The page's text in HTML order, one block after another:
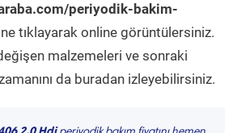
periyodik-bakim-
tıklayarak online görüntülersiniz.
malzemeleri ve sonraki
da buradan izleyebilirsiniz.